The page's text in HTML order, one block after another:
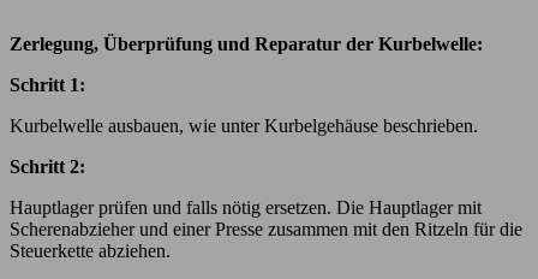
Zerlegung, Überprüfung und Reparatur der Kurbelwelle:
Schritt 1:
Kurbelwelle ausbauen, wie unter Kurbelgehäuse beschrieben.
Schritt 2:
Hauptlager prüfen und falls nötig ersetzen. Die Hauptlager mit
Scherenabzieher und einer Presse zusammen mit den Ritzeln für die
Steuerkette abziehen.